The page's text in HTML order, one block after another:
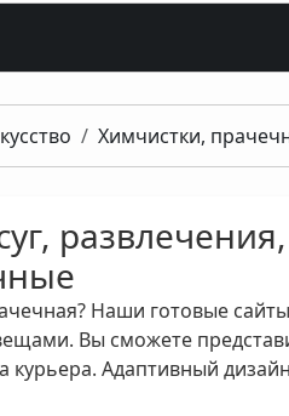
Химчистки,
развлечения,
Наши готовые
Вы сможете
курьера. Адаптивный